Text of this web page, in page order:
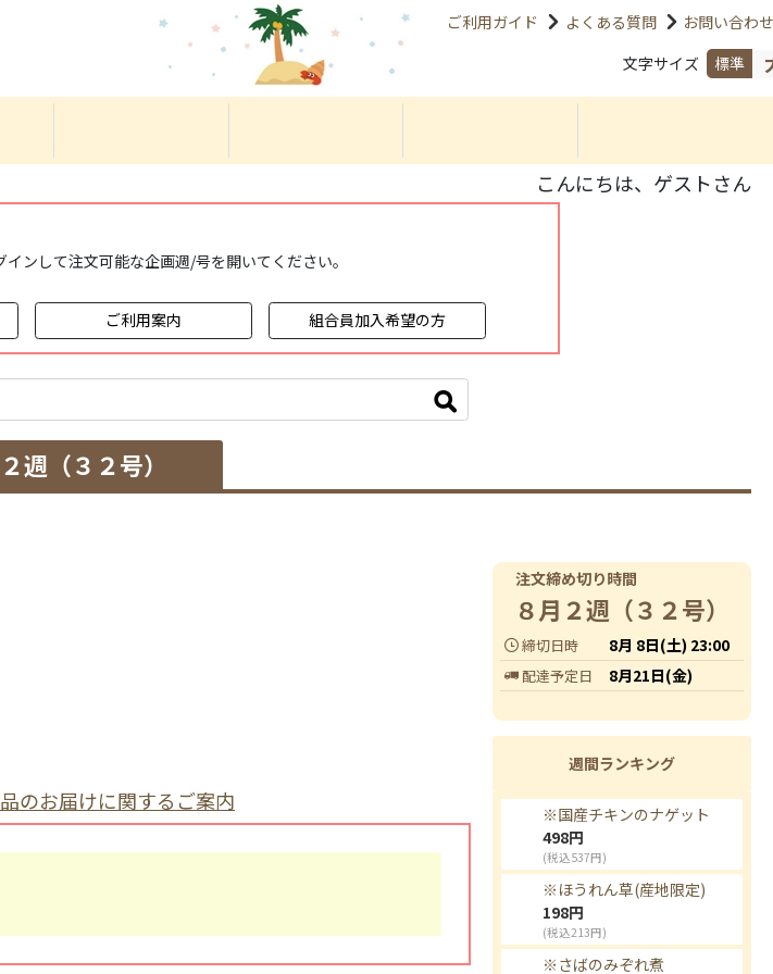
ご利用ガイド よくある質問
お問い合わせ
文字サイズ
標準
こんにちは、ゲストさん
ンして注文可能な企画週/号を開いてください。
ご利用案内 組合員加入希望の方
週（３２号）
注文締め切り時間
８月２週（３２号）
締切日時 8月 8日(土) 23:00
配達予定日 8月21日(金)
週間ランキング
※国産チキンのナゲット
498円
(税込537円)
※ほうれん草(産地限定)
198円
(税込213円)
※さばのみぞれ煮